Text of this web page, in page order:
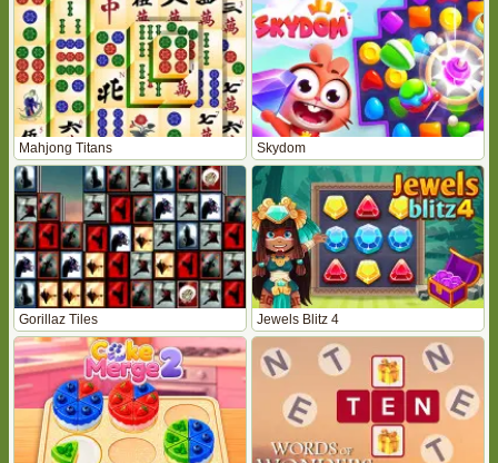
Mahjong Titans Skydom
Gorillaz Tiles Jewels Blitz 4